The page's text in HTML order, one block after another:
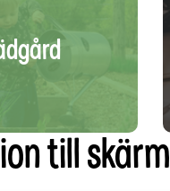
till skärm